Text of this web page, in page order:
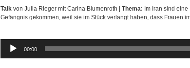
Talk von Julia Rieger mit Carina Blumenroth | Thema: Im Iran sind
Gefängnis gekommen, weil sie im Stück verlangt haben, dass Frauen
Audio-
Player
00:00